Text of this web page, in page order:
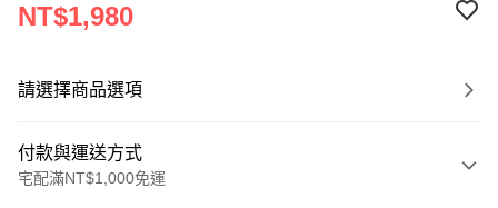
NT$1,980
請選擇商品選項
付款與運送方式
宅配滿NT$1,000免運